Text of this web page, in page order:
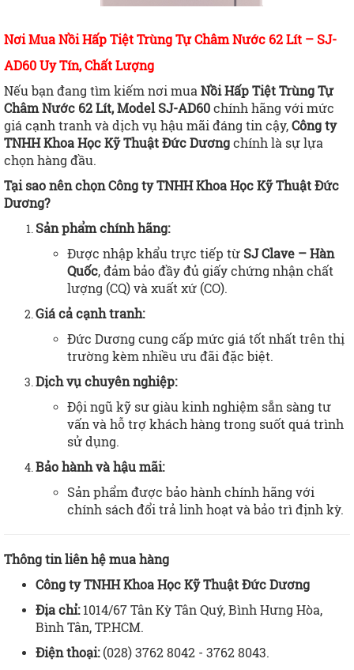
Nơi Mua Nồi Hấp Tiệt Trùng Tự Châm Nước 62 Lít – SJ-
AD60 Uy Tín, Chất Lượng
Nếu bạn đang tìm kiếm nơi mua Nồi Hấp Tiệt Trùng Tự
Châm Nước 62 Lít, Model SJ-AD60chính hãng với mức
giá cạnh tranh và dịch vụ hậu mãi đáng tin cậy,Công ty
TNHH Khoa Học Kỹ Thuật Đức Dươngchính là sự lựa
chọn hàng đầu.
Tại sao nên chọn Công ty TNHH Khoa Học Kỹ Thuật Đức
Dương?
Sản phẩm chính hãng:
Được nhập khẩu trực tiếp từ SJ Clave – Hàn
Quốc, đảm bảo đầy đủ giấy chứng nhận chất
lượng (CQ) và xuất xứ (CO).
Giá cả cạnh tranh:
Đức Dương cung cấp mức giá tốt nhất trên thị
trường kèm nhiều ưu đãi đặc biệt.
Dịch vụ chuyên nghiệp:
Đội ngũ kỹ sư giàu kinh nghiệm sẵn sàng tư
vấn và hỗ trợ khách hàng trong suốt quá trình
sử dụng.
Bảo hành và hậu mãi:
Sản phẩm được bảo hành chính hãng với
chính sách đổi trả linh hoạt và bảo trì định kỳ.
Thông tin liên hệ mua hàng
Công ty TNHH Khoa Học Kỹ Thuật Đức Dương
Địa chỉ:1014/67 Tân Kỳ Tân Quý, Bình Hưng Hòa,
Bình Tân, TP.HCM.
Điện thoại:(028) 3762 8042 - 3762 8043.